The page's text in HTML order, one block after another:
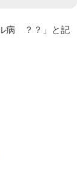
病 ？？」と記